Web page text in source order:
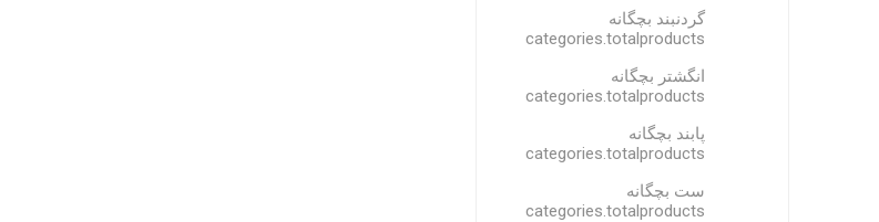
گردنبند بچگانه
categories.totalproducts
انگشتر بچگانه
categories.totalproducts
پابند بچگانه
categories.totalproducts
ست بچگانه
categories.totalproducts